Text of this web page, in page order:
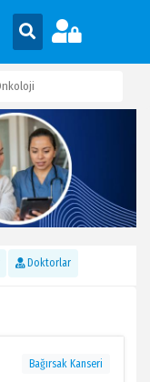
Doktorlar
Bağırsak Kanseri